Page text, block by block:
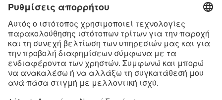
παραλαβής, αν δεν περιγράφεται κάτι διαφορετικό
* Το λεκτικό σήμα Bluetooth® και τα λογότυπα είναι σήματα κατατεθέντα της
Bluetooth SIG, Inc. και η χρήση τέτοιων σημάτων από την Satisfyer GmbH
πραγματοποιείται κατόπιν παραχώρησης σχετικής άδειας.
Το Apple, το λογότυπο Apple και το Apple Watch είναι εμπορικά σήματα της
Apple Inc. Το Google Play και το λογότυπο του Google Play είναι εμπορικά
σήματα της Google LLC.